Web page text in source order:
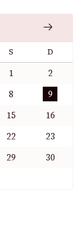
S D
1
2
8
9
15
16
22
23
29
30